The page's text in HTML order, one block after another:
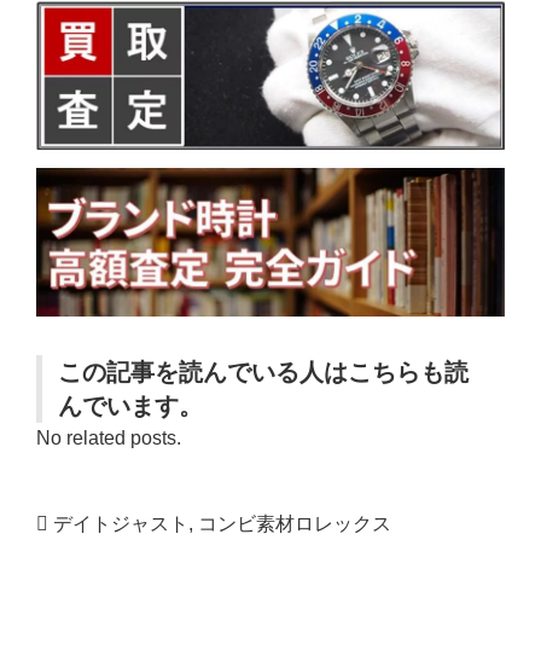
この記事を読んでいる人はこちらも読
んでいます。
No related posts.
デイトジャスト , コンビ素材ロレックス